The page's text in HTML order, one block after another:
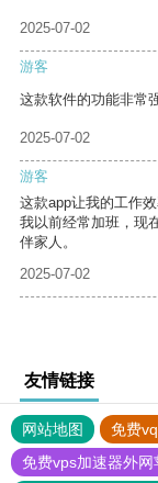
2025-07-02
游客
这款软件的功能非常
2025-07-02
游客
这款app让我的工作
我以前经常加班，现
伴家人。
2025-07-02
友情链接
网站地图 免费
免费vps加速器外网